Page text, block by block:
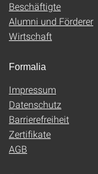
Beschäftigte
Alumni und Förderer
Wirtschaft
Formalia
Impressum
Datenschutz
Barrierefreiheit
Zertifikate
AGB